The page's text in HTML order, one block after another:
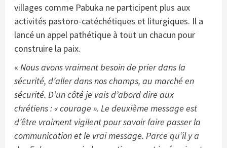
villages comme Pabuka ne participent plus aux
activités pastoro-catéchétiques et liturgiques. Il a
lancé un appel pathétique à tout un chacun pour
construire la paix.
« Nous avons vraiment besoin de prier dans la
sécurité, d’aller dans nos champs, au marché en
sécurité. D’un côté je vais d’abord dire aux
chrétiens : « courage ». Le deuxième message est
d’être vraiment vigilent pour savoir faire passer la
communication et le vrai message. Parce qu’il y a